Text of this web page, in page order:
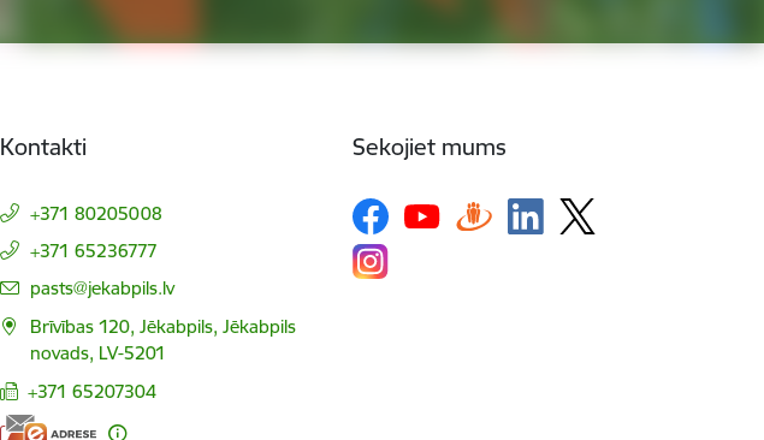
Kontakti
+371 80205008
+371 65236777
E-pasts:
pasts@jekabpils.lv
Brīvības 120, Jēkabpils, Jēkabpils
novads, LV-5201
+371 65207304
Sekojiet mums